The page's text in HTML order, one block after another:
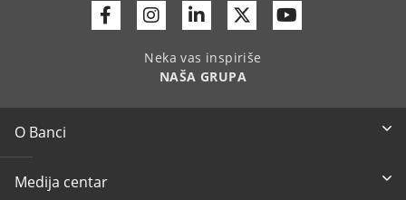
FacebookInstagram
LinkedinTwitter
Neka vas inspiriše
NAŠA GRUPA
O Banci
Medija centar